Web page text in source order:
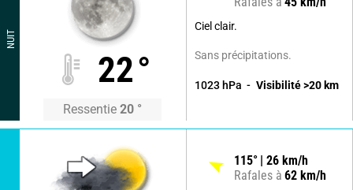
NUIT
22°
Ressentie 20 °
Ciel clair.
Sans précipitations.
1023 hPa Visibilité >20 km
115° 26 km/h
Rafales à 62 km/h